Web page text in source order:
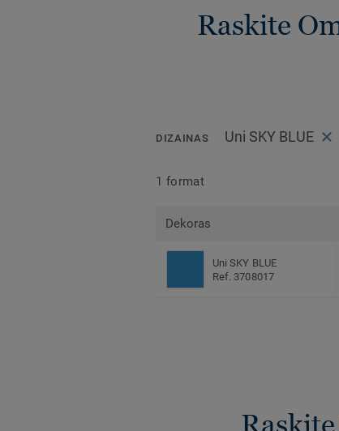
Raskite
DIZAINAS Uni SKY BLUE
1 format
Dekoras
Uni SKY BLUE
Ref. 3708017